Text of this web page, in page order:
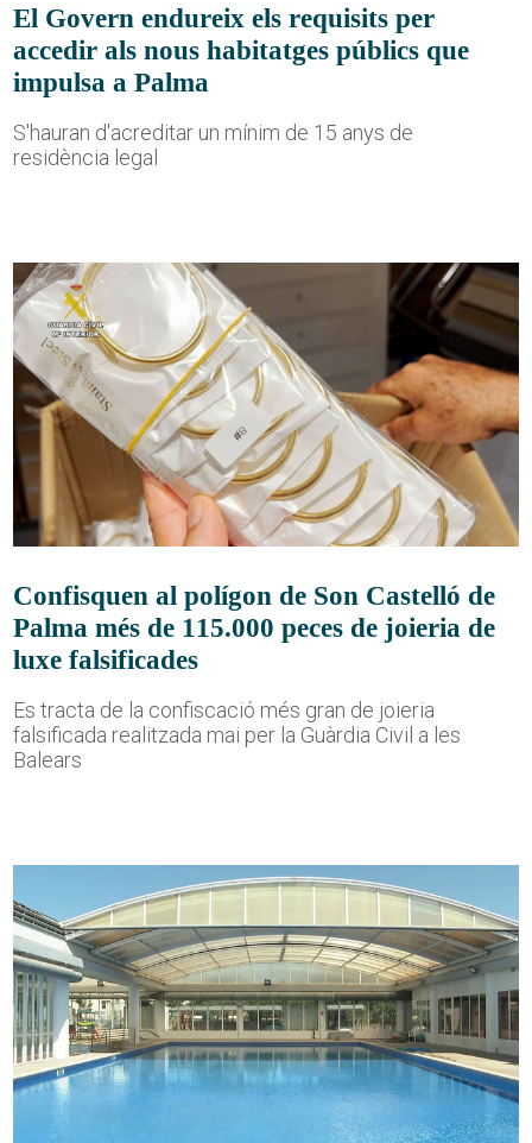
El Govern endureix els requisits per
accedir als nous habitatges públics que
impulsa a Palma
S'hauran d'acreditar un mínim de 15 anys de
residència legal
Confisquen al polígon de Son Castelló de
Palma més de 115.000 peces de joieria de
luxe falsificades
Es tracta de la confiscació més gran de joieria
falsificada realitzada mai per la Guàrdia Civil a les
Balears